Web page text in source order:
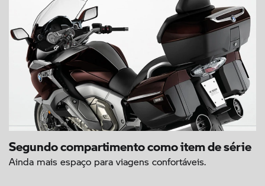
Segundo compartimento como item de série
Ainda mais espaço para viagens confortáveis.